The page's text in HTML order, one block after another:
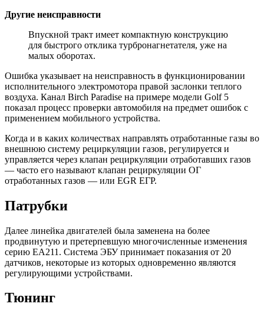
Другие неисправности
Впускной тракт имеет компактную конструкцию
для быстрого отклика турбронагнетателя, уже на
малых оборотах.
Ошибка указывает на неисправность в функционировании
исполнительного электромотора правой заслонки теплого
воздуха. Канал Birch Paradise на примере модели Golf 5
показал процесс проверки автомобиля на предмет ошибок с
применением мобильного устройства.
Когда и в каких количествах направлять отработанные газы во
внешнюю систему рециркуляции газов, регулируется и
управляется через клапан рециркуляции отработавших газов
— часто его называют клапан рециркуляции ОГ
отработанных газов — или EGR ЕГР.
Патрубки
Далее линейка двигателей была заменена на более
продвинутую и претерпевшую многочисленные изменения
серию ЕА211. Система ЭБУ принимает показания от 20
датчиков, некоторые из которых одновременно являются
регулирующими устройствами.
Тюнинг